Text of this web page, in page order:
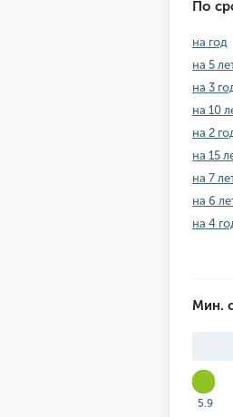
По
на год
на 5
на 3
на 10
на 2
на 15
на 7
на 6
на 4
Мин.
5.9